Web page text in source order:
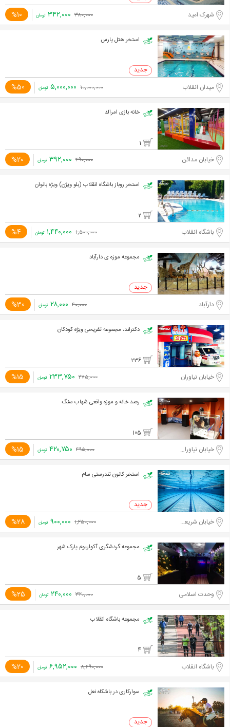
شهرک امید %10 ۳۸۰,۰۰۰ ۳۴۲,۰۰۰ تومان
استخر هتل پارس
میدان انقلاب %50 ۱۰,۰۰۰,۰۰۰ ۵,۰۰۰,۰۰۰ تومان
خانه بازی امرالد
1
خیابان مدائن %20 ۴۹۰,۰۰۰ ۳۹۲,۰۰۰ تومان
استخر روباز باشگاه انقلاب (بلو ویژن) ویژه بانوان
2
باشگاه انقلاب %4 ۱,۵۰۰,۰۰۰ ۱,۴۴۰,۰۰۰ تومان
مجموعه موزه ی دارآباد
دارآباد %30 ۴۰,۰۰۰ ۲۸,۰۰۰ تومان
دکترلند، مجموعه تفریحی ویژه کودکان
236
خیابان نیاوران %15 ۲۷۵,۰۰۰ ۲۳۳,۷۵۰ تومان
رصد خانه و موزه واقعی شهاب سنگ
105
خیابان نیاوران، ابتدای خیابان دارآباد %15 ۴۹۵,۰۰۰ ۴۲۰,۷۵۰ تومان
استخر کانون تندرستی سام
خیابان شریعتی، خیابان ظفر %28 ۱,۲۵۰,۰۰۰ ۹۰۰,۰۰۰ تومان
مجموعه گردشگری آکواریوم پارک شهر
5
وحدت اسلامی %25 ۳۲۰,۰۰۰ ۲۴۰,۰۰۰ تومان
مجموعه باشگاه انقلاب
4
باشگاه انقلاب %20 ۸,۶۹۰,۰۰۰ ۶,۹۵۲,۰۰۰ تومان
سوارکاری در باشکاه نعل